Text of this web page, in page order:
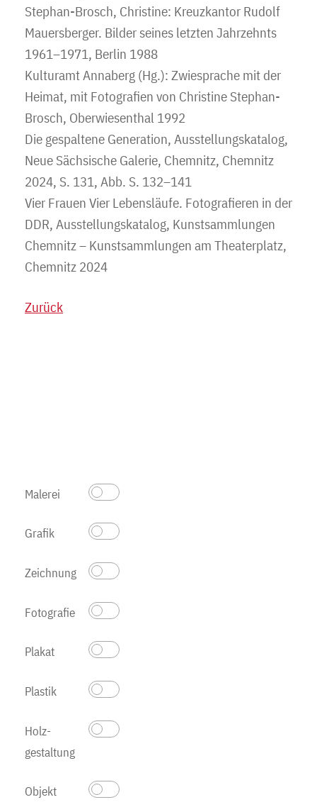
Stephan-Brosch, Christine: Kreuzkantor Rudolf
Mauersberger. Bilder seines letzten Jahrzehnts
1961–1971, Berlin 1988
Kulturamt Annaberg (Hg.): Zwiesprache mit der
Heimat, mit Fotografien von Christine Stephan-
Brosch, Oberwiesenthal 1992
Die gespaltene Generation, Ausstellungskatalog,
Neue Sächsische Galerie, Chemnitz, Chemnitz
2024, S. 131, Abb. S. 132–141
Vier Frauen Vier Lebensläufe. Fotografieren in der
DDR, Ausstellungskatalog, Kunstsammlungen
Chemnitz – Kunstsammlungen am Theaterplatz,
Chemnitz 2024
Zurück
Malerei
Grafik
Zeichnung
Fotografie
Plakat
Plastik
Holz­
gestaltung
Objekt